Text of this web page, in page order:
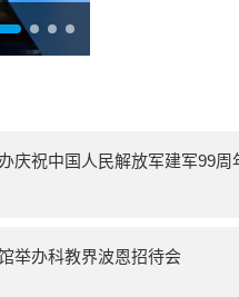
庆祝中国人民解放军建军99周
举办科教界波恩招待会